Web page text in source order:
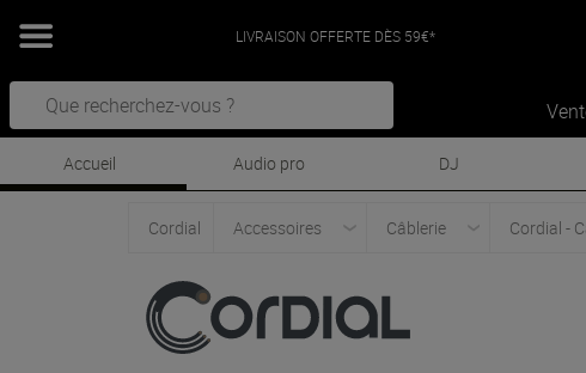
LIVRAISON OFFERTE DÈS 59€*
Accueil Audio pro DJ
Cordial Accessoires Câblerie Cordial -